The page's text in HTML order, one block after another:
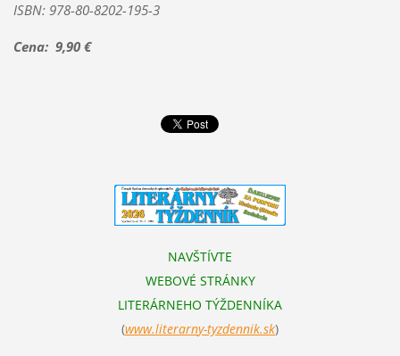
ISBN: 978-80-8202-195-3
Cena: 9,90 €
NAVŠTÍVTE
WEBOVÉ STRÁNKY
LITERÁRNEHO TÝŽDENNÍKA
(www.literarny-tyzdennik.sk)